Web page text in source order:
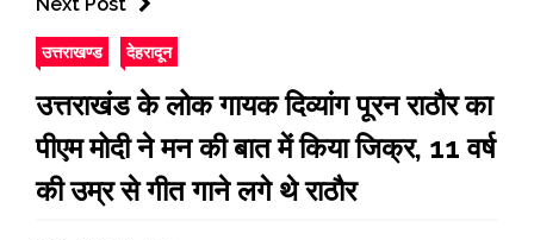
उत्तराखण्ड देहरादून
उत्तराखंड के लोक गायक दिव्यांग पूरन राठौर का
पीएम मोदी ने मन की बात में किया जिक्र, 11 वर्ष
की उम्र से गीत गाने लगे थे राठौर